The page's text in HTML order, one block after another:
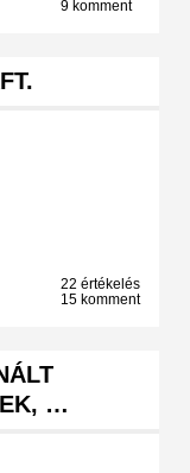
9 komment
22 értékelés
15 komment
…